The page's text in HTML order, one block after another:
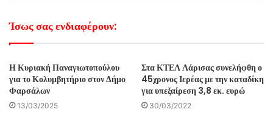
Ίσως σας ενδιαφέρουν:
Η Κυριακή Παναγιωτοπούλου
για το Κολυμβητήριο στον Δήμο
Φαρσάλων
13/03/2025
Στα ΚΤΕΛ Λάρισας συνελήφθη ο
45χρονος Ιερέας με την καταδίκη
για υπεξαίρεση 3,8 εκ. ευρώ
30/03/2022